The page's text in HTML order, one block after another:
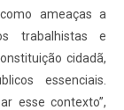
ameaças a
trabalhistas e
cidadã,
essenciais.
esse contexto”,